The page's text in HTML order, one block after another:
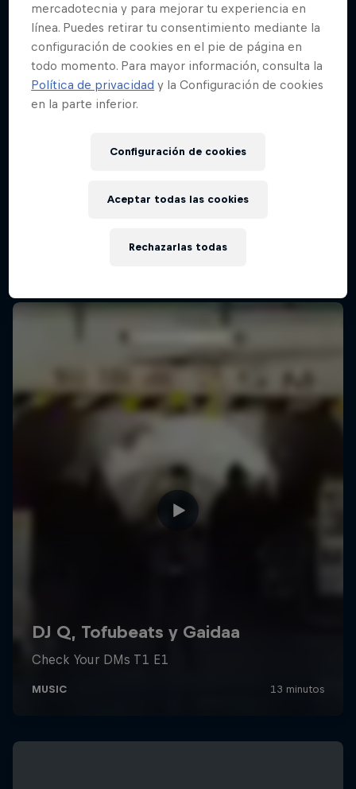
mercadotecnia y para mejorar tu experiencia en
línea. Puedes retirar tu consentimiento mediante la
configuración de cookies en el pie de página en
todo momento. Para mayor información, consulta la
Política de privacidad y la Configuración de cookies
en la parte inferior.
Configuración de cookies
Rechazarlas todas
Aceptar todas las cookies